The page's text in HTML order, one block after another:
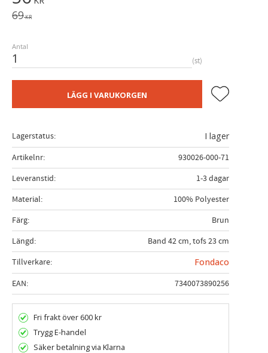
Ordinarie pris:
69KR
Antal
st
LÄGG I VARUKORGEN Lägg till i
Lagerstatus
I lager
Artikelnr
930026-000-71
Leveranstid
1-3 dagar
Material
100% Polyester
Färg
Brun
Längd
Band 42 cm, tofs 23 cm
Tillverkare
Fondaco
EAN
7340073890256
Fri frakt över 600 kr
Trygg E-handel
Säker betalning via Klarna